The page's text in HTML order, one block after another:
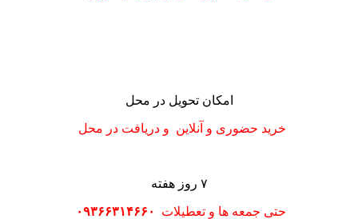
امکان تحویل در محل
خرید حضوری و آنلاین و دریافت در محل
۷ روز هفته
حتی جمعه ها و تعطیلات ۰۹۳۶۶۳۱۴۶۶۰